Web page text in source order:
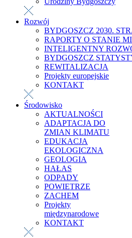
Rozwój
BYDGOSZCZ 2030.
RAPORTY O STANIE
INTELIGENTNY
BYDGOSZCZ
REWITALIZACJA
Projekty europejskie
KONTAKT
Środowisko
AKTUALNOŚCI
ADAPTACJA DO
ZMIAN KLIMATU
EDUKACJA
EKOLOGICZNA
GEOLOGIA
HAŁAS
ODPADY
POWIETRZE
ZACHEM
Projekty
międzynarodowe
KONTAKT